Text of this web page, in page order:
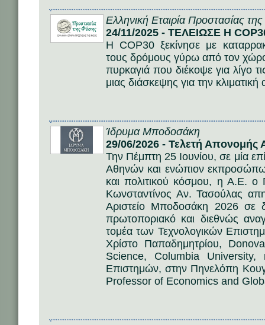
Ελληνική Εταιρία Προστασίας
24/11/2025 - ΤΕΛΕΙΩΣΕ Η
Η COP30 ξεκίνησε με
τους δρόμους γύρω από τον χώρο
πυρκαγιά που διέκοψε για λίγο
μιας διάσκεψης για την
Ίδρυμα Μποδοσάκη
29/06/2026 - Τελετή Απονομής
Την Πέμπτη 25 Ιουνίου, σε μία
Αθηνών και ενώπιον
και πολιτικού κόσμου, η Α.Ε. ο
Κωνσταντίνος Αν. Τασούλας
Αριστείο Μποδοσάκη 2026 σε
πρωτοποριακό και διεθνώς
τομέα των Τεχνολογικών
Χρίστο Παπαδημητρίου,
Science, Columbia University,
Επιστημών, στην Πηνελόπη
Professor of Economics and